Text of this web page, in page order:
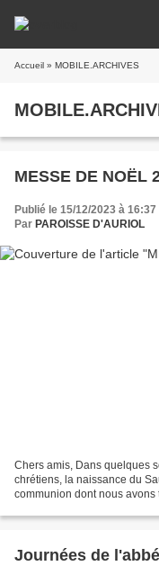
Accueil » MOBILE.ARCHIVES
MESSE DE NOËL
Publié le 15/12/2023 à 16:37
Par PAROISSE D'AURIOL
Chers amis, Dans quelques
chrétiens, la naissance du
communion dont nous avons
Journées de